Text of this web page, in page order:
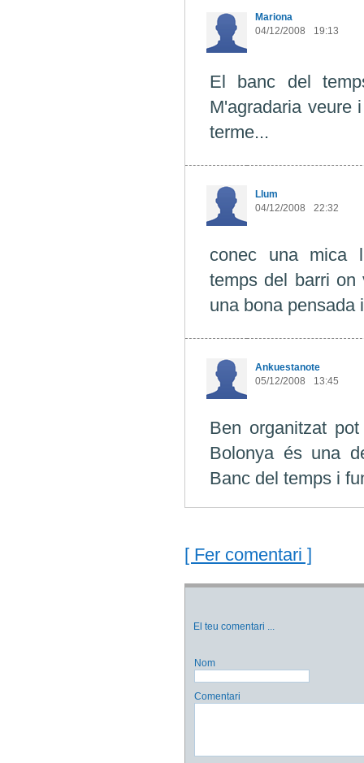
Mariona
04/12/2008
19:13
El banc del
M'agradaria veure
terme...
Llum
04/12/2008
22:32
conec una mica
temps del barri on
una bona pensada
Ankuestanote
05/12/2008
13:45
Ben organitzat
Bolonya és una
Banc del temps i
[ Fer comentari ]
El teu comentari ...
Nom
Comentari